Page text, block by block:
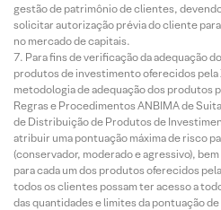
gestão de patrimônio de clientes,
solicitar autorização prévia do cliente
no mercado de capitais.
Para fins de verificação da adequação
produtos de investimento oferecidos
metodologia de adequação dos produtos
Regras e Procedimentos ANBIMA de
de Distribuição de Produtos de
atribuir uma pontuação máxima de risco
(conservador, moderado e agressivo),
para cada um dos produtos oferecidos
todos os clientes possam ter acesso a
das quantidades e limites da pontuação